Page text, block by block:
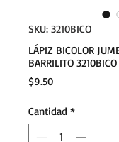
SKU: 3210BICO
LÁPIZ BICOLOR
BARRILITO 3210BICO
$9.50Precio
Cantidad *